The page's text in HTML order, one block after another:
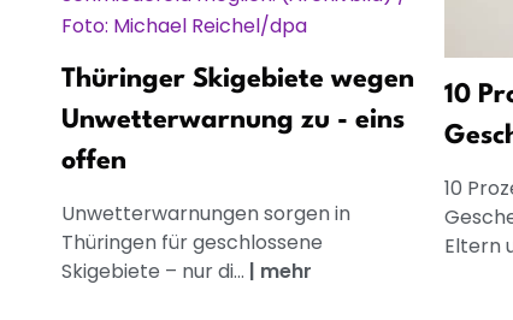
Thüringer Skigebiete wegen
Unwetterwarnung zu - eins
offen
Unwetterwarnungen sorgen in
Thüringen für geschlossene
Skigebiete – nur di... | mehr
10
10
Eltern